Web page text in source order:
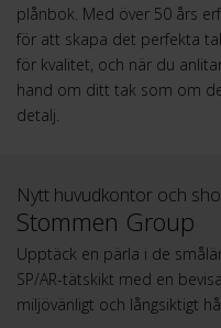
plånbok. Med över 50 års
för att skapa det perfekta
för kvalitet, och när du
hand om ditt tak som om
detalj.
Nytt huvudkontor och
Stommen Group
Upptäck en pärla i de
SP/AR-tätskikt med en
miljövänligt och långsiktigt